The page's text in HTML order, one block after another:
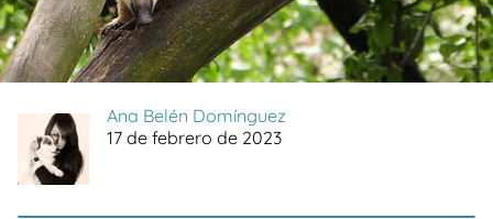
Ana Belén Domínguez
17 de febrero de 2023